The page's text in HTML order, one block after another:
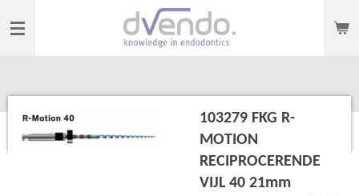
direct
103279 FKG R-
MOTION
RECIPROCERENDE
VIJL 40 21mm